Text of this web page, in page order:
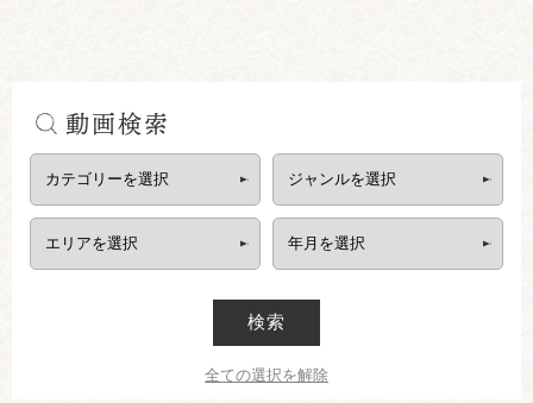
動画検索
検索
全ての選択を解除